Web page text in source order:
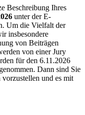
Beschreibung Ihres
unter der E-
Um die Vielfalt der
insbesondere
von Beiträgen
von einer Jury
für den 6.11.2026
Dann sind Sie
vorzustellen und es mit